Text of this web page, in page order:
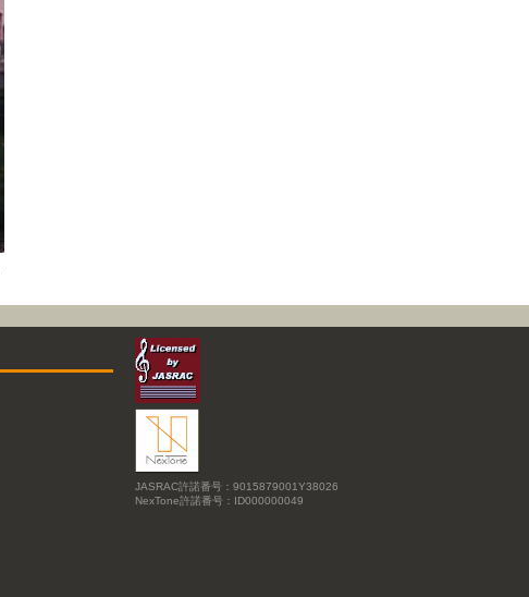
JASRAC許諾番号：9015879001Y38026
NexTone許諾番号：ID000000049